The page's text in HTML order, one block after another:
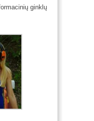
ginklų